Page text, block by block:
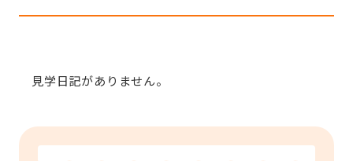
見学日記がありません。